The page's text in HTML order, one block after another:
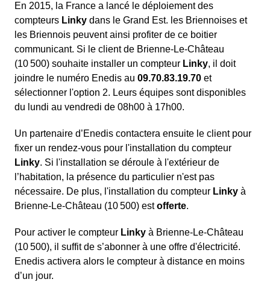
En 2015, la France a lancé le déploiement des
compteurs Linky dans le Grand Est. les Briennoises et
les Briennois peuvent ainsi profiter de ce boitier
communicant. Si le client de Brienne-Le-Château
(10 500) souhaite installer un compteur Linky, il doit
joindre le numéro Enedis au 09.70.83.19.70 et
sélectionner l'option 2. Leurs équipes sont disponibles
du lundi au vendredi de 08h00 à 17h00.
Un partenaire d’Enedis contactera ensuite le client pour
fixer un rendez-vous pour l'installation du compteur
Linky. Si l'installation se déroule à l'extérieur de
l’habitation, la présence du particulier n'est pas
nécessaire. De plus, l'installation du compteur Linky à
Brienne-Le-Château (10 500) estofferte.
Pour activer le compteur Linky à Brienne-Le-Château
(10 500), il suffit de s’abonner à une offre d'électricité.
Enedis activera alors le compteur à distance en moins
d’un jour.